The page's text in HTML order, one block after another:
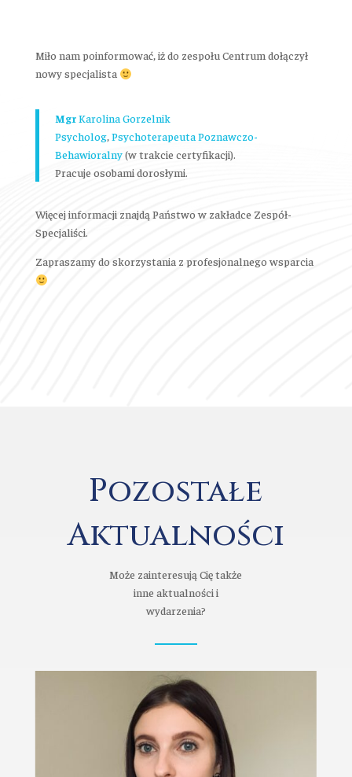
Miło nam poinformować, iż do zespołu Centrum dołączył
nowy specjalista
MgrKarolina Gorzelnik
Psycholog,Psychoterapeuta Poznawczo-
Behawioralny(w trakcie certyfikacji).
Pracuje osobami dorosłymi.
Więcej informacji znajdą Państwo w zakładce Zespół-
Specjaliści.
Zapraszamy do skorzystania z profesjonalnego wsparcia
Pozostałe
Aktualności
Może zainteresują Cię także
inne aktualności i
wydarzenia?